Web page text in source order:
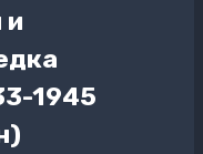
и
1945